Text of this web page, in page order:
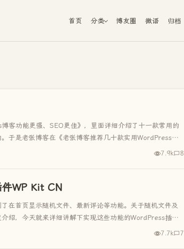
首页 分类 博友圈 微语 归档
客功能更强、SEO更佳》，里面详细介绍了十一款常用的
于是老张博客在《老张博客推荐几十款实用WordPress插
7.9k 8
WP Kit CN
在首页显示随机文件、最新评论等功能。关于随机文件及
绍，今天就来详细讲解下实现这些功能的WordPress插件--
7.7k 7